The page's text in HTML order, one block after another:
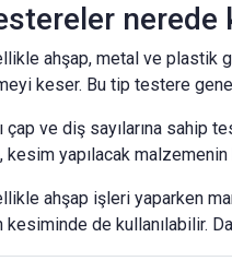
nerede
ahşap, metal ve plastik
keser. Bu tip testere
çap ve diş sayılarına sahip
kesim yapılacak
ahşap işleri yaparken
kesiminde de kullanılabilir.